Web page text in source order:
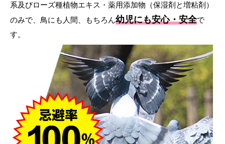
系及びローズ種植物エキス・薬用添加物（保湿剤と増粘剤）
のみで、鳥にも人間、もちろん幼児にも安心・安全で
す。